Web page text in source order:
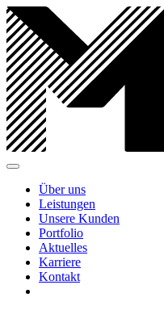
Über uns
Leistungen
Unsere Kunden
Portfolio
Aktuelles
Karriere
Kontakt